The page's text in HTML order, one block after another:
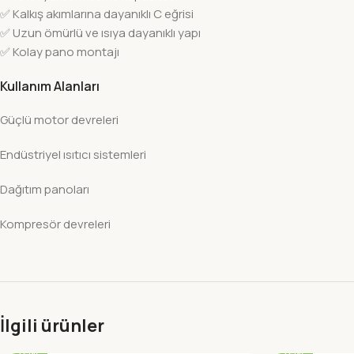
✅ Kalkış akımlarına dayanıklı C eğrisi
✅ Uzun ömürlü ve ısıya dayanıklı yapı
✅ Kolay pano montajı
Kullanım Alanları
Güçlü motor devreleri
Endüstriyel ısıtıcı sistemleri
Dağıtım panoları
Kompresör devreleri
İlgili ürünler
-22%